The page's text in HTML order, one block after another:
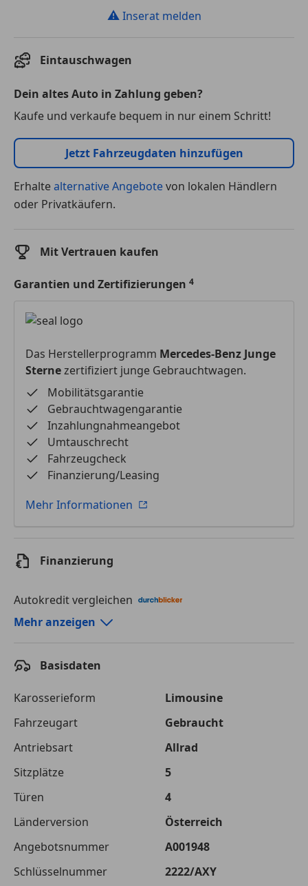
⚠ Inserat melden
Eintauschwagen
Dein altes Auto in Zahlung geben?
Kaufe und verkaufe bequem in nur einem Schritt!
Jetzt Fahrzeugdaten hinzufügen
Erhaltealternative Angebotevon lokalen Händlern
oder Privatkäufern.
Mit Vertrauen kaufen
Garantien und Zertifizierungen
Das Herstellerprogramm Mercedes-Benz Junge
Sternezertifiziert junge Gebrauchtwagen.
Mobilitätsgarantie
Gebrauchtwagengarantie
Inzahlungnahmeangebot
Umtauschrecht
Fahrzeugcheck
Finanzierung/Leasing
Mehr Informationen
Finanzierung
Autokredit vergleichen
Autokredit-Rechner von durchblicker.at
Laufzeit
120 Monate
Kreditbetrag
€ 69 900,-
Zu zahlender
Gesamtbetrag
€ 98 476,-
Einberechnete Gebühren
€ 0,-
Effektivzinsatz
7,50 %
Sollzinssatz
7,25 %
Mehr anzeigen
Basisdaten
Karosserieform
Limousine
Fahrzeugart
Gebraucht
Antriebsart
Allrad
Sitzplätze
5
Türen
4
Länderversion
Österreich
Angebotsnummer
A001948
Schlüsselnummer
2222/AXY